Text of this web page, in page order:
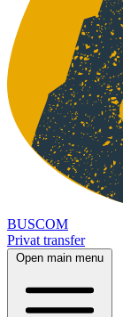
BUSCOM
Privat transfer
Open main menu